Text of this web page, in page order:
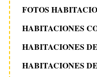
FOTOS
HABITACIONES
HABITACIONES
HABITACIONES